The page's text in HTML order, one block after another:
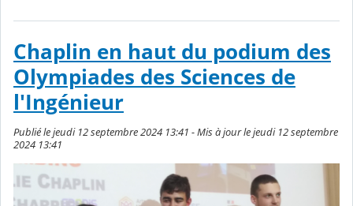
Chaplin en haut du podium des
Olympiades des Sciences de
l'Ingénieur
Publié le jeudi 12 septembre 2024 13:41 - Mis à jour le jeudi 12 septembre
2024 13:41